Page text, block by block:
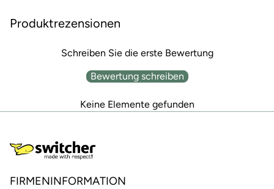
Produktrezensionen
Schreiben Sie die erste Bewertung
Bewertung schreiben
Keine Elemente gefunden
FIRMENINFORMATION